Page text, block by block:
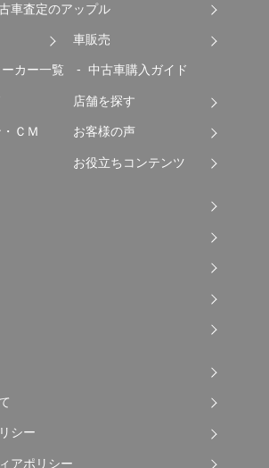
車査定のアップル
カー一覧
ＣＭ
車販売
中古車購入ガイド
店舗を探す
お客様の声
お役立ちコンテンツ
シー
アポリシー